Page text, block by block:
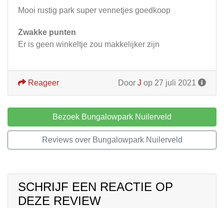
Mooi rustig park super vennetjes goedkoop
Zwakke punten
Er is geen winkeltje zou makkelijker zijn
Door J op 27 juli 2021
Reageer
Bezoek Bungalowpark Nuilerveld
Reviews over Bungalowpark Nuilerveld
SCHRIJF EEN REACTIE OP
DEZE REVIEW